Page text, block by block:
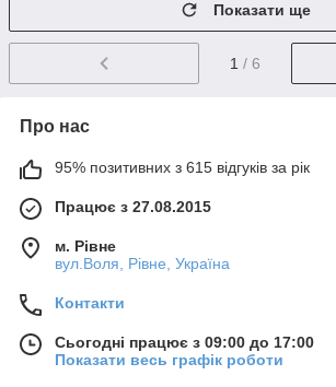
Показати ще
1 / 6
Про нас
95% позитивних з 615 відгуків за рік
Працює з 27.08.2015
м. Рівне
вул.Воля, Рівне, Україна
Контакти
Сьогодні працює з 09:00 до 17:00
Показати весь графік роботи